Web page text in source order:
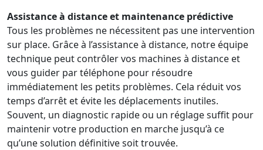
Assistance à distance et maintenance prédictive
Tous les problèmes ne nécessitent pas une intervention
sur place. Grâce à l’assistance à distance, notre équipe
technique peut contrôler vos machines à distance et
vous guider par téléphone pour résoudre
immédiatement les petits problèmes. Cela réduit vos
temps d’arrêt et évite les déplacements inutiles.
Souvent, un diagnostic rapide ou un réglage suffit pour
maintenir votre production en marche jusqu’à ce
qu’une solution définitive soit trouvée.